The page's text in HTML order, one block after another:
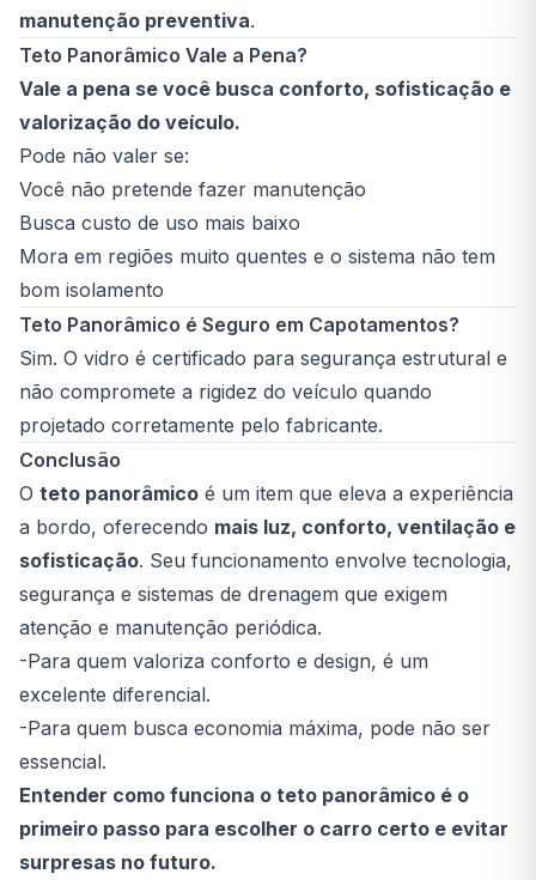
manutenção preventiva.
Teto Panorâmico Vale a Pena?
Vale a pena se você busca conforto, sofisticação e
valorização do veículo.
Pode não valer se:
Você não pretende fazer manutenção
Busca custo de uso mais baixo
Mora em regiões muito quentes e o sistema não tem
bom isolamento
Teto Panorâmico é Seguro em Capotamentos?
Sim. O vidro é certificado para segurança estrutural e
não compromete a rigidez do veículo quando
projetado corretamente pelo fabricante.
Conclusão
O teto panorâmico é um item que eleva a experiência
a bordo, oferecendo mais luz, conforto, ventilação e
sofisticação. Seu funcionamento envolve tecnologia,
segurança e sistemas de drenagem que exigem
atenção e manutenção periódica.
-Para quem valoriza conforto e design, é um
excelente diferencial.
-Para quem busca economia máxima, pode não ser
essencial.
Entender como funciona o teto panorâmico é o
primeiro passo para escolher o carro certo e evitar
surpresas no futuro.